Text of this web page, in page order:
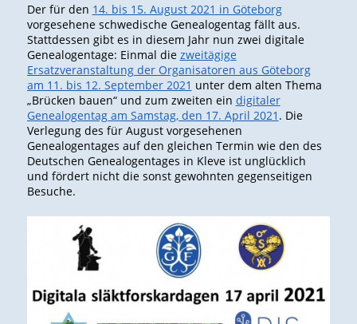
Der für den 14. bis 15. August 2021 in Göteborg
vorgesehene schwedische Genealogentag fällt aus.
Stattdessen gibt es in diesem Jahr nun zwei digitale
Genealogentage: Einmal die zweitägige
Ersatzveranstaltung der Organisatoren aus Göteborg
am 11. bis 12. September 2021 unter dem alten Thema
„Brücken bauen“ und zum zweiten ein digitaler
Genealogentag am Samstag, den 17. April 2021 . Die
Verlegung des für August vorgesehenen
Genealogentages auf den gleichen Termin wie den des
Deutschen Genealogentages in Kleve ist unglücklich
und fördert nicht die sonst gewohnten gegenseitigen
Besuche.